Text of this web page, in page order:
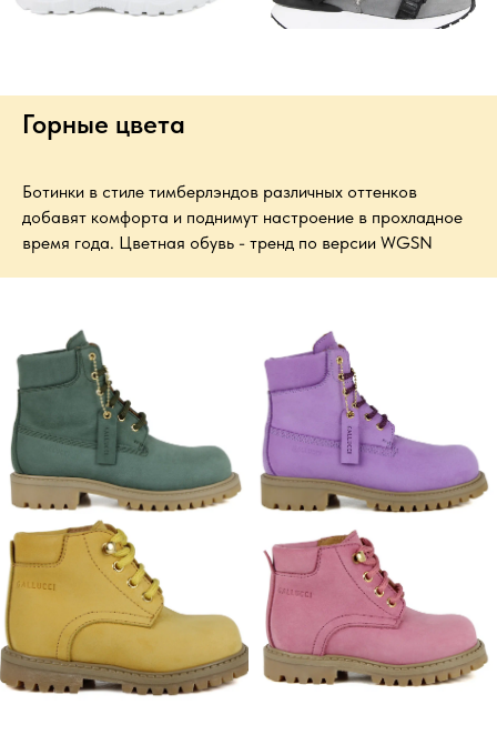
Горные цвета
Ботинки в стиле тимберлэндов различных оттенков
добавят комфорта и поднимут настроение в прохладное
время года. Цветная обувь - тренд по версии WGSN